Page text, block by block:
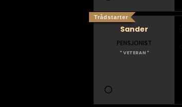
Sander
Trådstarter
PENSJONIST
* VETERAN *